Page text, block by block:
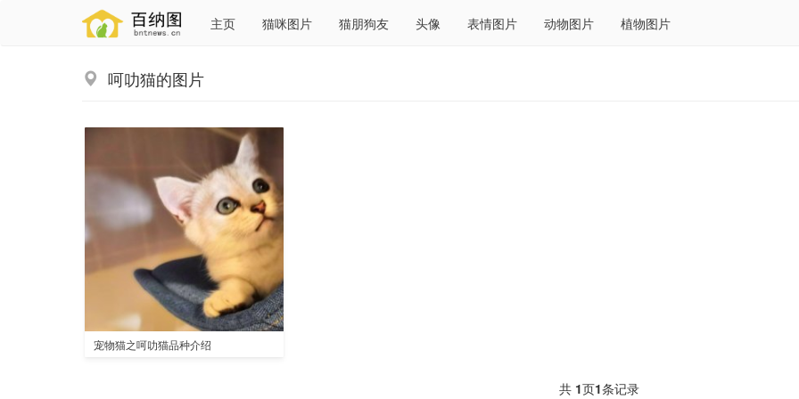
主页 猫咪图片 猫朋狗友 头像 表情图片 动物图片 植物图片
呵叻猫的图片
宠物猫之呵叻猫品种介绍
共 1页1条记录